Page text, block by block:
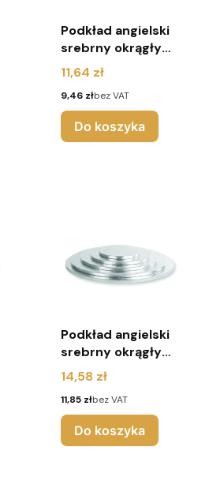
Podkład angielski
srebrny okrągły
r.28
Cena
11,64 zł
Cena
9,46 złbez VAT
Do koszyka
Podkład angielski
srebrny okrągły
r.33
Cena
14,58 zł
Cena
11,85 złbez VAT
Do koszyka